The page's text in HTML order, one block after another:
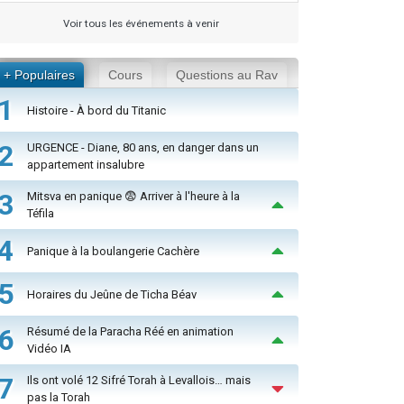
Voir tous les événements à venir
+ Populaires Cours Questions au Rav
Histoire - À bord du Titanic
URGENCE - Diane, 80 ans, en danger dans un
appartement insalubre
Mitsva en panique 😨 Arriver à l'heure à la
Téfila
Panique à la boulangerie Cachère
Horaires du Jeûne de Ticha Béav
Résumé de la Paracha Réé en animation
Vidéo IA
Ils ont volé 12 Sifré Torah à Levallois… mais
pas la Torah